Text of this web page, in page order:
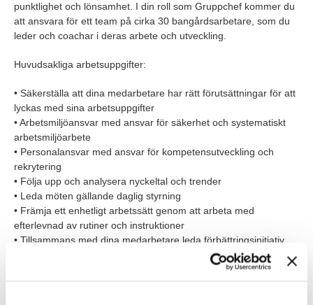
punktlighet och lönsamhet. I din roll som Gruppchef kommer du
att ansvara för ett team på cirka 30 bangårdsarbetare, som du
leder och coachar i deras arbete och utveckling.
Huvudsakliga arbetsuppgifter:
• Säkerställa att dina medarbetare har rätt förutsättningar för att
lyckas med sina arbetsuppgifter
• Arbetsmiljöansvar med ansvar för säkerhet och systematiskt
arbetsmiljöarbete
• Personalansvar med ansvar för kompetensutveckling och
rekrytering
• Följa upp och analysera nyckeltal och trender
• Leda möten gällande daglig styrning
• Främja ett enhetligt arbetssätt genom att arbeta med
efterlevnad av rutiner och instruktioner
• Tillsammans med dina medarbetare leda förbättringsinitiativ,
bland annat med hjälp av systematisk problemlösning